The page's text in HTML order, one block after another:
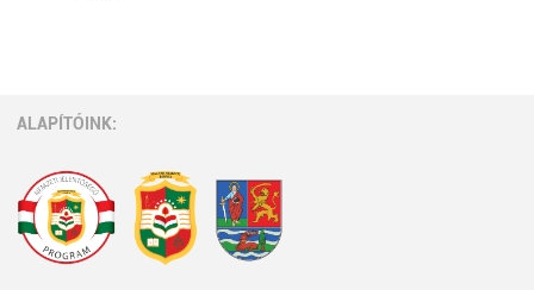
ALAPÍTÓINK: